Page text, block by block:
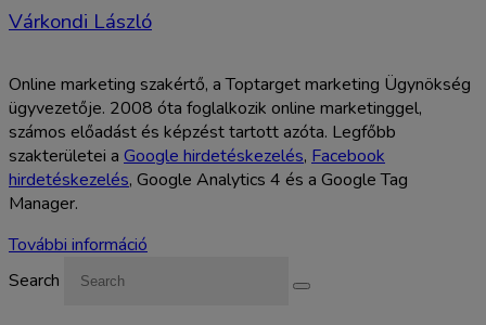
Várkondi László
Online marketing szakértő, a Toptarget marketing Ügynökség
ügyvezetője. 2008 óta foglalkozik online marketinggel,
számos előadást és képzést tartott azóta. Legfőbb
szakterületei a Google hirdetéskezelés, Facebook
hirdetéskezelés, Google Analytics 4 és a Google Tag
Manager.
További információ
Search